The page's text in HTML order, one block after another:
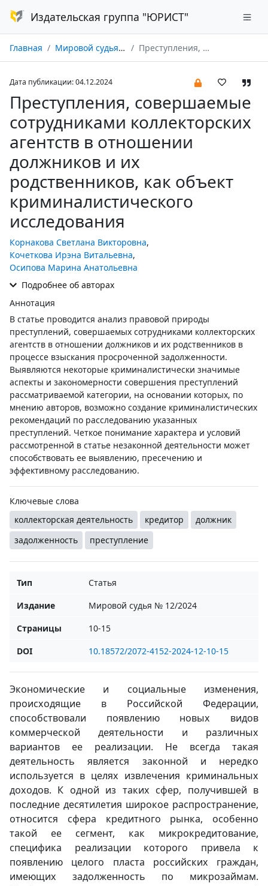
Издательская группа "ЮРИСТ"
Главная Мировой судья № 12/2024 Преступления, совершаемые сотрудниками коллекторских агентств в отношении должников и их родственников, как объект криминалистического исследования
Дата публикации: 04.12.2024
Преступления, совершаемые
сотрудниками коллекторских
агентств в отношении
должников и их
родственников, как объект
криминалистического
исследования
Корнакова Светлана Викторовна,
Кочеткова Ирэна Витальевна,
Осипова Марина Анатольевна
Подробнее об авторах
Аннотация
В статье проводится анализ правовой природы
преступлений, совершаемых сотрудниками коллекторских
агентств в отношении должников и их родственников в
процессе взыскания просроченной задолженности.
Выявляются некоторые криминалистически значимые
аспекты и закономерности совершения преступлений
рассматриваемой категории, на основании которых, по
мнению авторов, возможно создание криминалистических
рекомендаций по расследованию указанных
преступлений. Четкое понимание характера и условий
рассмотренной в статье незаконной деятельности может
способствовать ее выявлению, пресечению и
эффективному расследованию.
Ключевые слова
коллекторская деятельность
кредитор
должник
задолженность
преступление
Тип
Статья
Издание
Мировой судья № 12/2024
Страницы
10-15
DOI
10.18572/2072-4152-2024-12-10-15
Экономические и социальные изменения,
происходящие в Российской Федерации,
способствовали появлению новых видов
коммерческой деятельности и различных
вариантов ее реализации. Не всегда такая
деятельность является законной и нередко
используется в целях извлечения криминальных
доходов. К одной из таких сфер, получившей в
последние десятилетия широкое распространение,
относится сфера кредитного рынка, особенно
такой ее сегмент, как микрокредитование,
специфика реализации которого привела к
появлению целого пласта российских граждан,
имеющих задолженность по микрозаймам.